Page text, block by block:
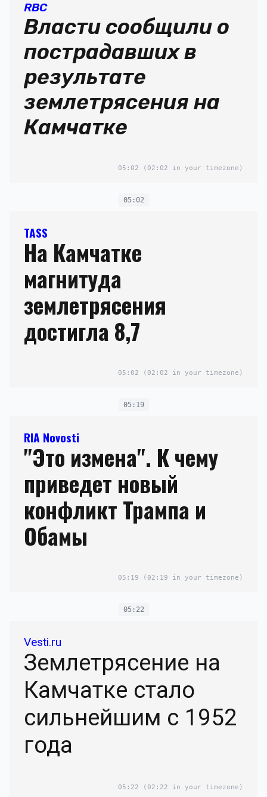
RBC
Власти сообщили о
пострадавших в
результате
землетрясения на
Камчатке
05:02 (02:02 in your timezone)
05:02
TASS
На Камчатке
магнитуда
землетрясения
достигла 8,7
05:02 (02:02 in your timezone)
05:19
RIA Novosti
"Это измена". К чему
приведет новый
конфликт Трампа и
Обамы
05:19 (02:19 in your timezone)
05:22
Vesti.ru
Землетрясение на
Камчатке стало
сильнейшим с 1952
года
05:22 (02:22 in your timezone)